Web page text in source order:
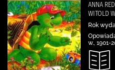
ANNA
WITOLD
Rok
w., 1901-